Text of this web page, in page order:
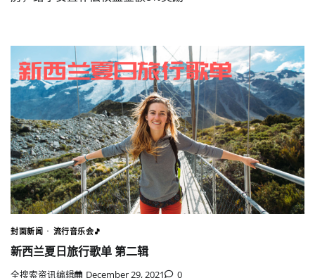
封面新闻 流行音乐会🎵
新西兰夏日旅行歌单 第二辑
全搜索资讯编辑 December 29, 2021 0